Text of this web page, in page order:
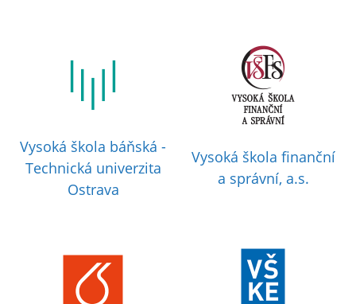
Vysoká škola báňská -
Technická univerzita
Ostrava
Vysoká škola finanční
a správní, a.s.